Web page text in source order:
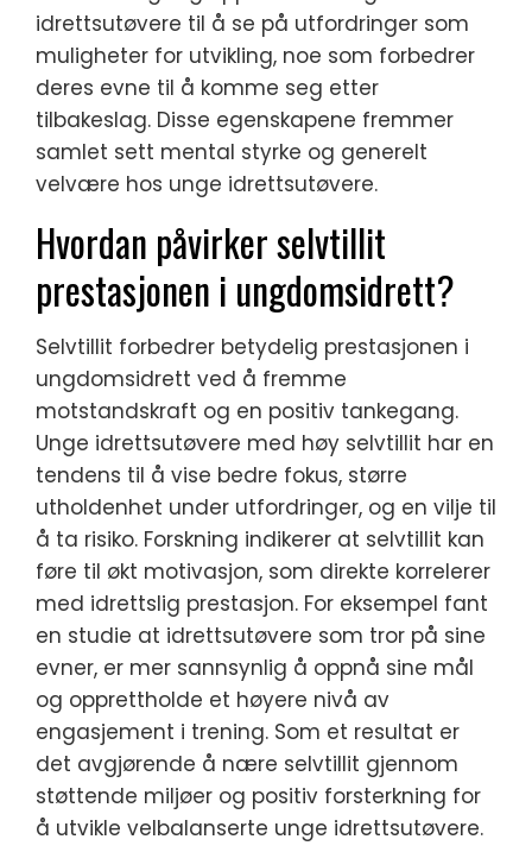
idrettsutøvere til å se på utfordringer som
muligheter for utvikling, noe som forbedrer
deres evne til å komme seg etter
tilbakeslag. Disse egenskapene fremmer
samlet sett mental styrke og generelt
velvære hos unge idrettsutøvere.
Hvordan påvirker selvtillit
prestasjonen i ungdomsidrett?
Selvtillit forbedrer betydelig prestasjonen i
ungdomsidrett ved å fremme
motstandskraft og en positiv tankegang.
Unge idrettsutøvere med høy selvtillit har en
tendens til å vise bedre fokus, større
utholdenhet under utfordringer, og en vilje til
å ta risiko. Forskning indikerer at selvtillit kan
føre til økt motivasjon, som direkte korrelerer
med idrettslig prestasjon. For eksempel fant
en studie at idrettsutøvere som tror på sine
evner, er mer sannsynlig å oppnå sine mål
og opprettholde et høyere nivå av
engasjement i trening. Som et resultat er
det avgjørende å nære selvtillit gjennom
støttende miljøer og positiv forsterkning for
å utvikle velbalanserte unge idrettsutøvere.